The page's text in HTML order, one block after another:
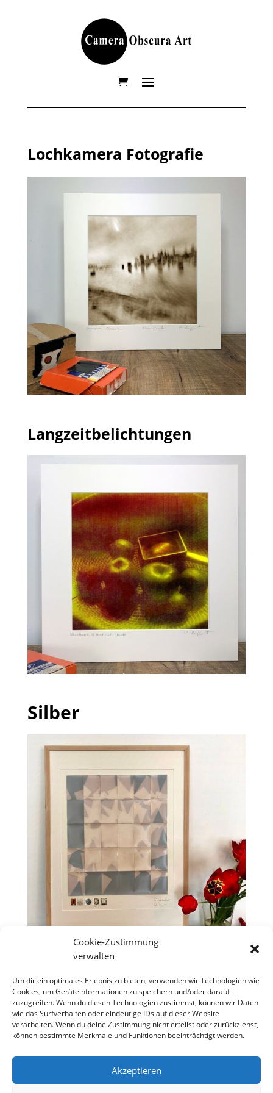
Cookie-Zustimmung
verwalten
Um dir ein optimales Erlebnis zu bieten, verwenden wir Technologien wie
Cookies, um Geräteinformationen zu speichern und/oder darauf
zuzugreifen. Wenn du diesen Technologien zustimmst, können wir Daten
wie das Surfverhalten oder eindeutige IDs auf dieser Website
verarbeiten. Wenn du deine Zustimmung nicht erteilst oder zurückziehst,
können bestimmte Merkmale und Funktionen beeinträchtigt werden.
Akzeptieren
Lochkamera Fotografie
Langzeitbelichtungen
Silber